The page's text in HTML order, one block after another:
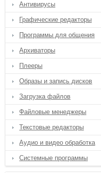
Антивирусы
Графические редакторы
Программы для общения
Архиваторы
Плееры
Образы и запись дисков
Загрузка файлов
Файловые менеджеры
Текстовые редакторы
Аудио и видео обработка
Системные программы